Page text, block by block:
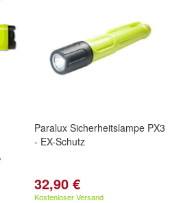
Paralux Sicherheitslampe PX3
- EX-Schutz
32,90 €
Kostenloser Versand